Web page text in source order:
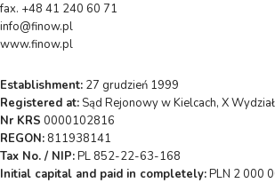
fax. +48 41 240 60 71
info@finow.pl
www.finow.pl
Establishment: 27 grudzień 1999
Registered at: Sąd Rejonowy w Kielcach, X
Nr KRS 0000102816
REGON: 811938141
Tax No. / NIP:PL 852-22-63-168
Initial capital and paid in completely:PLN 2 000